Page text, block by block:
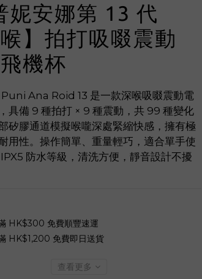
妮安娜第 13 代
喉】拍打吸啜震動
機杯
Ana Roid 13 是一款深喉吸啜震動電
具備 9 種拍打 × 9 種震動，共 99 種變化
矽膠通道模擬喉嚨深處緊縮快感，擁有極
用性。操作簡單、重量輕巧，適合單手使
防水等級，清洗方便，靜音設計不擾
HK$300 免費順豐速運
HK$1,200 免費即日送貨
查看更多